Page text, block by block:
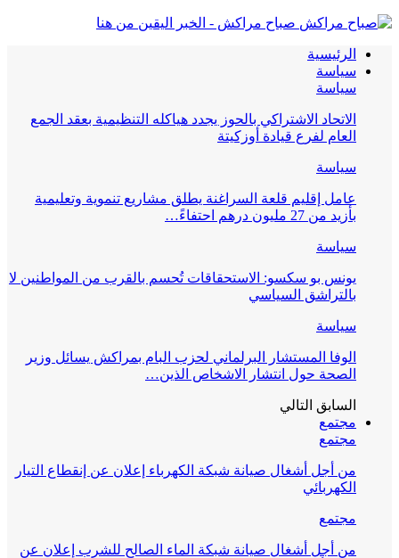
صباح مراكش - الخبر اليقين من هنا
الرئيسية
سياسة
سياسة
الاتحاد الاشتراكي بالحوز يجدد هياكله التنظيمية بعقد الجمع
العام لفرع قيادة أوزكيتة
سياسة
عامل إقليم قلعة السراغنة يطلق مشاريع تنموية وتعليمية
بأزيد من 27 مليون درهم احتفاءً…
سياسة
يونس بو سكسو: الاستحقاقات تُحسم بالقرب من المواطنين لا
بالتراشق السياسي
سياسة
الوفا المستشار البرلماني لحزب البام بمراكش يسائل وزير
الصحة حول انتشار الاشخاص الذين…
السابق التالي
مجتمع
مجتمع
من أجل أشغال صيانة شبكة الكهرباء إعلان عن إنقطاع التيار
الكهربائي
مجتمع
من أجل أشغال صيانة شبكة الماء الصالح للشرب إعلان عن